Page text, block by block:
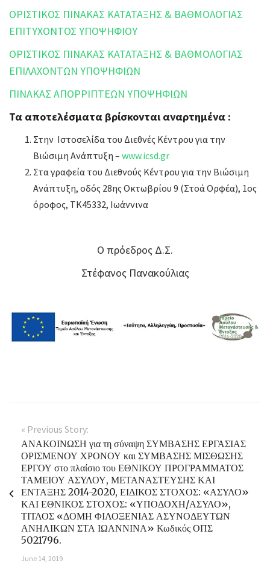
ΟΡΙΣΤΙΚΟΣ ΠΙΝΑΚΑΣ ΚΑΤΑΤΑΞΗΣ & ΒΑΘΜΟΛΟΓΙΑΣ
ΕΠΙΤΥΧΟΝΤΟΣ ΥΠΟΨΗΦΙΟΥ
ΟΡΙΣΤΙΚΟΣ ΠΙΝΑΚΑΣ ΚΑΤΑΤΑΞΗΣ & ΒΑΘΜΟΛΟΓΙΑΣ
ΕΠΙΛΑΧΟΝΤΩΝ ΥΠΟΨΗΦΙΩΝ
ΠΙΝΑΚΑΣ ΑΠΟΡΡΙΠΤΕΩΝ ΥΠΟΨΗΦΙΩΝ
Τα αποτελέσματα βρίσκονται αναρτημένα :
Στην Ιστοσελίδα του Διεθνές Κέντρου για την
Βιώσιμη Ανάπτυξη – www.icsd.gr
Στα γραφεία του Διεθνούς Κέντρου για την Βιώσιμη
Ανάπτυξη, οδός 28ης Οκτωβρίου 9 (Στοά Ορφέα), 1ος
όροφος, ΤΚ45332, Ιωάννινα
Ο πρόεδρος Δ.Σ.
Στέφανος Πανακούλιας
« Previous Story:
ΑΝΑΚΟΙΝΩΣΗ για τη σύναψη ΣΥΜΒΑΣΗΣ ΕΡΓΑΣΙΑΣ
ΟΡΙΣΜΕΝΟΥ ΧΡΟΝΟΥ και ΣΥΜΒΑΣΗΣ ΜΙΣΘΩΣΗΣ
ΕΡΓΟΥ στο πλαίσιο του ΕΘΝΙΚΟΥ ΠΡΟΓΡΑΜΜΑΤΟΣ
ΤΑΜΕΙΟΥ ΑΣΥΛΟΥ, ΜΕΤΑΝΑΣΤΕΥΣΗΣ ΚΑΙ
ΕΝΤΑΞΗΣ 2014-2020, ΕΙΔΙΚΟΣ ΣΤΟΧΟΣ: «ΑΣΥΛΟ»
ΚΑΙ ΕΘΝΙΚΟΣ ΣΤΟΧΟΣ: «ΥΠΟΔΟΧΗ/ΑΣΥΛΟ»,
ΤΙΤΛΟΣ «ΔΟΜΗ ΦΙΛΟΞΕΝΙΑΣ ΑΣΥΝΟΔΕΥΤΩΝ
ΑΝΗΛΙΚΩΝ ΣΤΑ ΙΩΑΝΝΙΝΑ» Κωδικός ΟΠΣ
5021796.
June 14, 2019